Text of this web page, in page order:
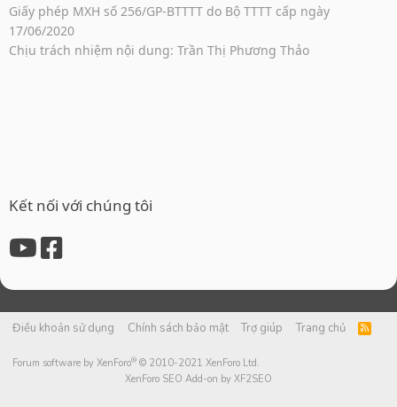
Giấy phép MXH số 256/GP-BTTTT do Bộ TTTT cấp ngày
17/06/2020
Chịu trách nhiệm nội dung: Trần Thị Phương Thảo
Kết nối với chúng tôi
Điều khoản sử dụng Chính sách bảo mật Trợ giúp Trang chủ
R
S
Forum software by XenForo® © 2010-2021 XenForo Ltd.
XenForo SEO Add-on by XF2SEO